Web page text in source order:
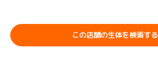
この店舗の生体を検索する